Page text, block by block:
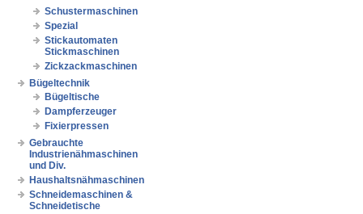
Schustermaschinen
Spezial
Stickautomaten
Stickmaschinen
Zickzackmaschinen
Bügeltechnik
Bügeltische
Dampferzeuger
Fixierpressen
Gebrauchte
Industrienähmaschinen
und Div.
Haushaltsnähmaschinen
Schneidemaschinen &
Schneidetische